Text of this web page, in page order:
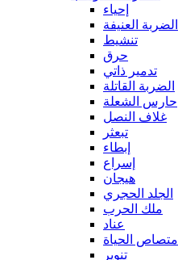
إحياء
الضربة العنيفة
تنشيط
حرق
تدمير ذاتي
الضربة القاتلة
حارس الشعلة
غلاف النصل
تبعثر
إبطاء
إسراع
هيجان
الجلد الحجري
ملك الحرب
عناد
امتصاص الحياة
تنوير